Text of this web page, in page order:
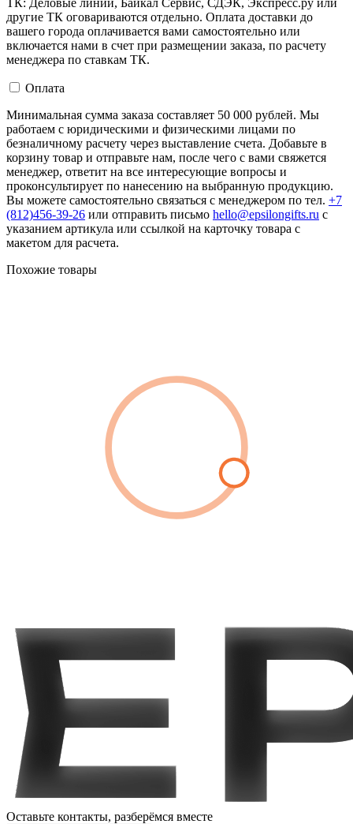
другие ТК оговариваются отдельно. Оплата доставки до
вашего города оплачивается вами самостоятельно или
включается нами в счет при размещении заказа, по расчету
менеджера по ставкам ТК.
Оплата
Минимальная сумма заказа составляет 50 000 рублей. Мы
работаем с юридическими и физическими лицами по
безналичному расчету через выставление счета. Добавьте в
корзину товар и отправьте нам, после чего с вами свяжется
менеджер, ответит на все интересующие вопросы и
проконсультирует по нанесению на выбранную продукцию.
Вы можете самостоятельно связаться с менеджером по тел. +7
(812)456-39-26 или отправить письмо hello@epsilongifts.ru с
указанием артикула или ссылкой на карточку товара с
макетом для расчета.
Похожие товары
Оставьте контакты, разберёмся вместе